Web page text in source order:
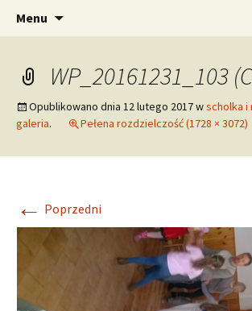
Tomaszowice –
Rzymskokatolicka
pw. Św. Apostołów Piotra i
Menu
WP_20161231_103
Opublikowano dnia 12 lutego 2017wscholka i
galeria. Pełena rozdzielczość (1728 × 3072)
← Poprzedni